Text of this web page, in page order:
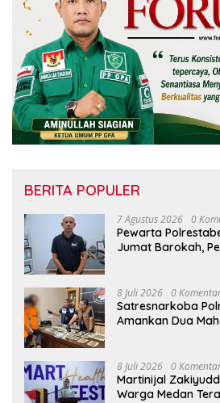
BERITA POPULER
7 Agustus 2026 0
Pewarta
Jumat Barokah,
8 Juli 2026 0
Satresnarkoba
Amankan Dua
8 Juli 2026 0
Martinijal
Warga Medan